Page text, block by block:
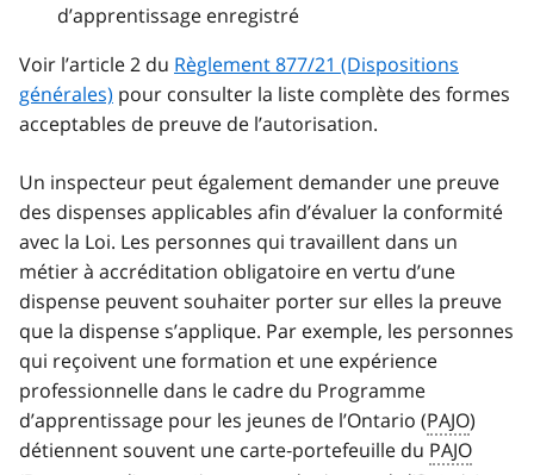
d’apprentissage enregistré
Voir l’article 2 du Règlement 877/21 (Dispositions
générales) pour consulter la liste complète des formes
acceptables de preuve de l’autorisation.
Un inspecteur peut également demander une preuve
des dispenses applicables afin d’évaluer la conformité
avec la Loi. Les personnes qui travaillent dans un
métier à accréditation obligatoire en vertu d’une
dispense peuvent souhaiter porter sur elles la preuve
que la dispense s’applique. Par exemple, les personnes
qui reçoivent une formation et une expérience
professionnelle dans le cadre du Programme
d’apprentissage pour les jeunes de l’Ontario (PAJO)
détiennent souvent une carte‑portefeuille du PAJO